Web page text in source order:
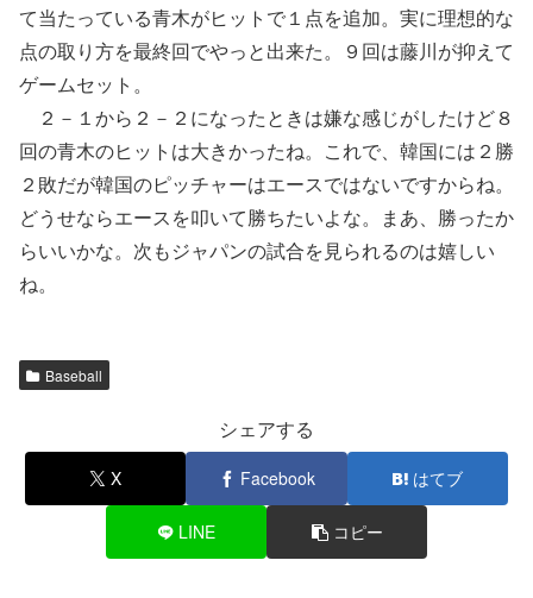
て当たっている青木がヒットで１点を追加。実に理想的な
点の取り方を最終回でやっと出来た。９回は藤川が抑えて
ゲームセット。
２－１から２－２になったときは嫌な感じがしたけど８
回の青木のヒットは大きかったね。これで、韓国には２勝
２敗だが韓国のピッチャーはエースではないですからね。
どうせならエースを叩いて勝ちたいよな。まあ、勝ったか
らいいかな。次もジャパンの試合を見られるのは嬉しい
ね。
Baseball
シェアする
X Facebook はてブ
LINE コピー